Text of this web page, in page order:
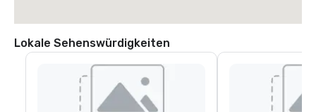
Lokale Sehenswürdigkeiten